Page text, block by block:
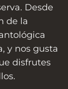
Desde
de la
y nos gusta
disfrutes